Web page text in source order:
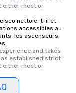
either meet or
nettoie-t-il et
accessibles au
les ascenseurs,
and takes
established strict
either meet or